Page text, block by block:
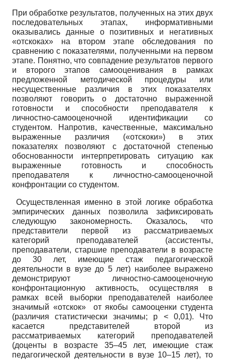
При обработке результатов, полученных на этих двух
последовательных этапах, информативными
оказывались данные о позитивных и негативных
«отскоках» на втором этапе обследования по
сравнению с показателями, полученными на первом
этапе. Понятно, что совпадение результатов первого
и второго этапов самооценивания в рамках
предложенной методической процедуры или
несущественные различия в этих показателях
позволяют говорить о достаточно выраженной
готовности и способности преподавателя к
личностно-самооценочной идентификации со
студентом. Напротив, качественные, максимально
выраженные различия («отскоки») в этих
показателях позволяют с достаточной степенью
обоснованности интерпретировать ситуацию как
выраженные готовность и способность
преподавателя к личностно-самооценочной
конфронтации со студентом.
Осуществленная именно в этой логике обработка
эмпирических данных позволила зафиксировать
следующую закономерность. Оказалось, что
представители первой из рассматриваемых
категорий преподавателей (ассистенты,
преподаватели, старшие преподаватели в возрасте
до 30 лет, имеющие стаж педагогической
деятельности в вузе до 5 лет) наиболее выражено
демонстрируют личностно-самооценочную
конфронтационную активность, осуществляя в
рамках всей выборки преподавателей наиболее
значимый «отскок» от якобы самооценки студента
(различия статистически значимы; р < 0,01). Что
касается представителей второй из
рассматриваемых категорий преподавателей
(доценты в возрасте 35–45 лет, имеющие стаж
педагогической деятельности в вузе 10–15 лет), то